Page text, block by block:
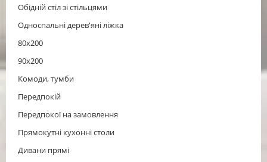
Обідній стіл зі стільцями
Односпальні дерев'яні ліжка
80х200
90х200
Комоди, тумби
Передпокій
Передпокої на замовлення
Прямокутні кухонні столи
Дивани прямі